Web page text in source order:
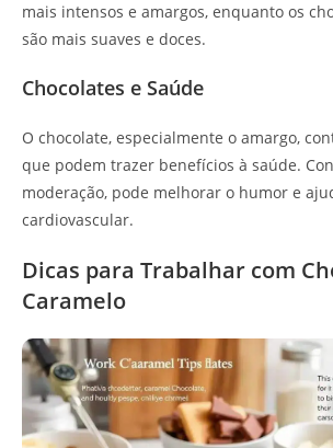
mais intensos e amargos, enquanto os
são mais suaves e doces.
Chocolates e Saúde
O chocolate, especialmente o amargo,
que podem trazer benefícios à saúde.
moderação, pode melhorar o humor e
cardiovascular.
Dicas para Trabalhar com
Caramelo